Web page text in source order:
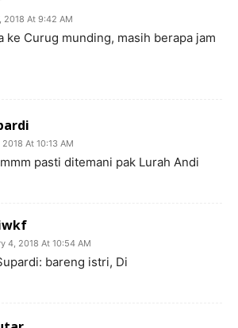
2018 At 9:42 AM
ke Curug munding, masih berapa jam
At 10:13 AM
pasti ditemani pak Lurah Andi
4, 2018 At 10:54 AM
bareng istri, Di